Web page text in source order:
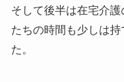
そして後半は在宅介
たちの時間も少しは
た。